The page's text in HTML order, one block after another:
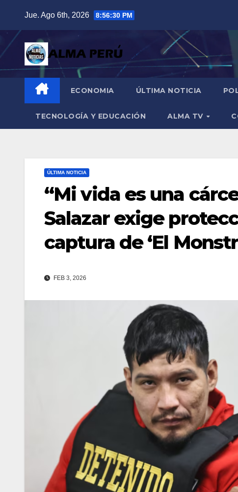
contenido
Jue. Ago 6th, 2026 8:56:31 PM
ECONOMIA ÚLTIMA NOTICIA
TECNOLOGÍA Y EDUCACIÓN ALMA TV
ÚLTIMA NOTICIA
“Mi vida es una
Salazar exige
captura de ‘El
FEB 3, 2026